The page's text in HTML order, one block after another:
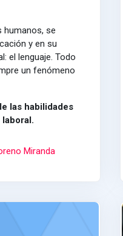
humanos, se
y en su
el lenguaje. Todo
un fenómeno
las habilidades
Miranda